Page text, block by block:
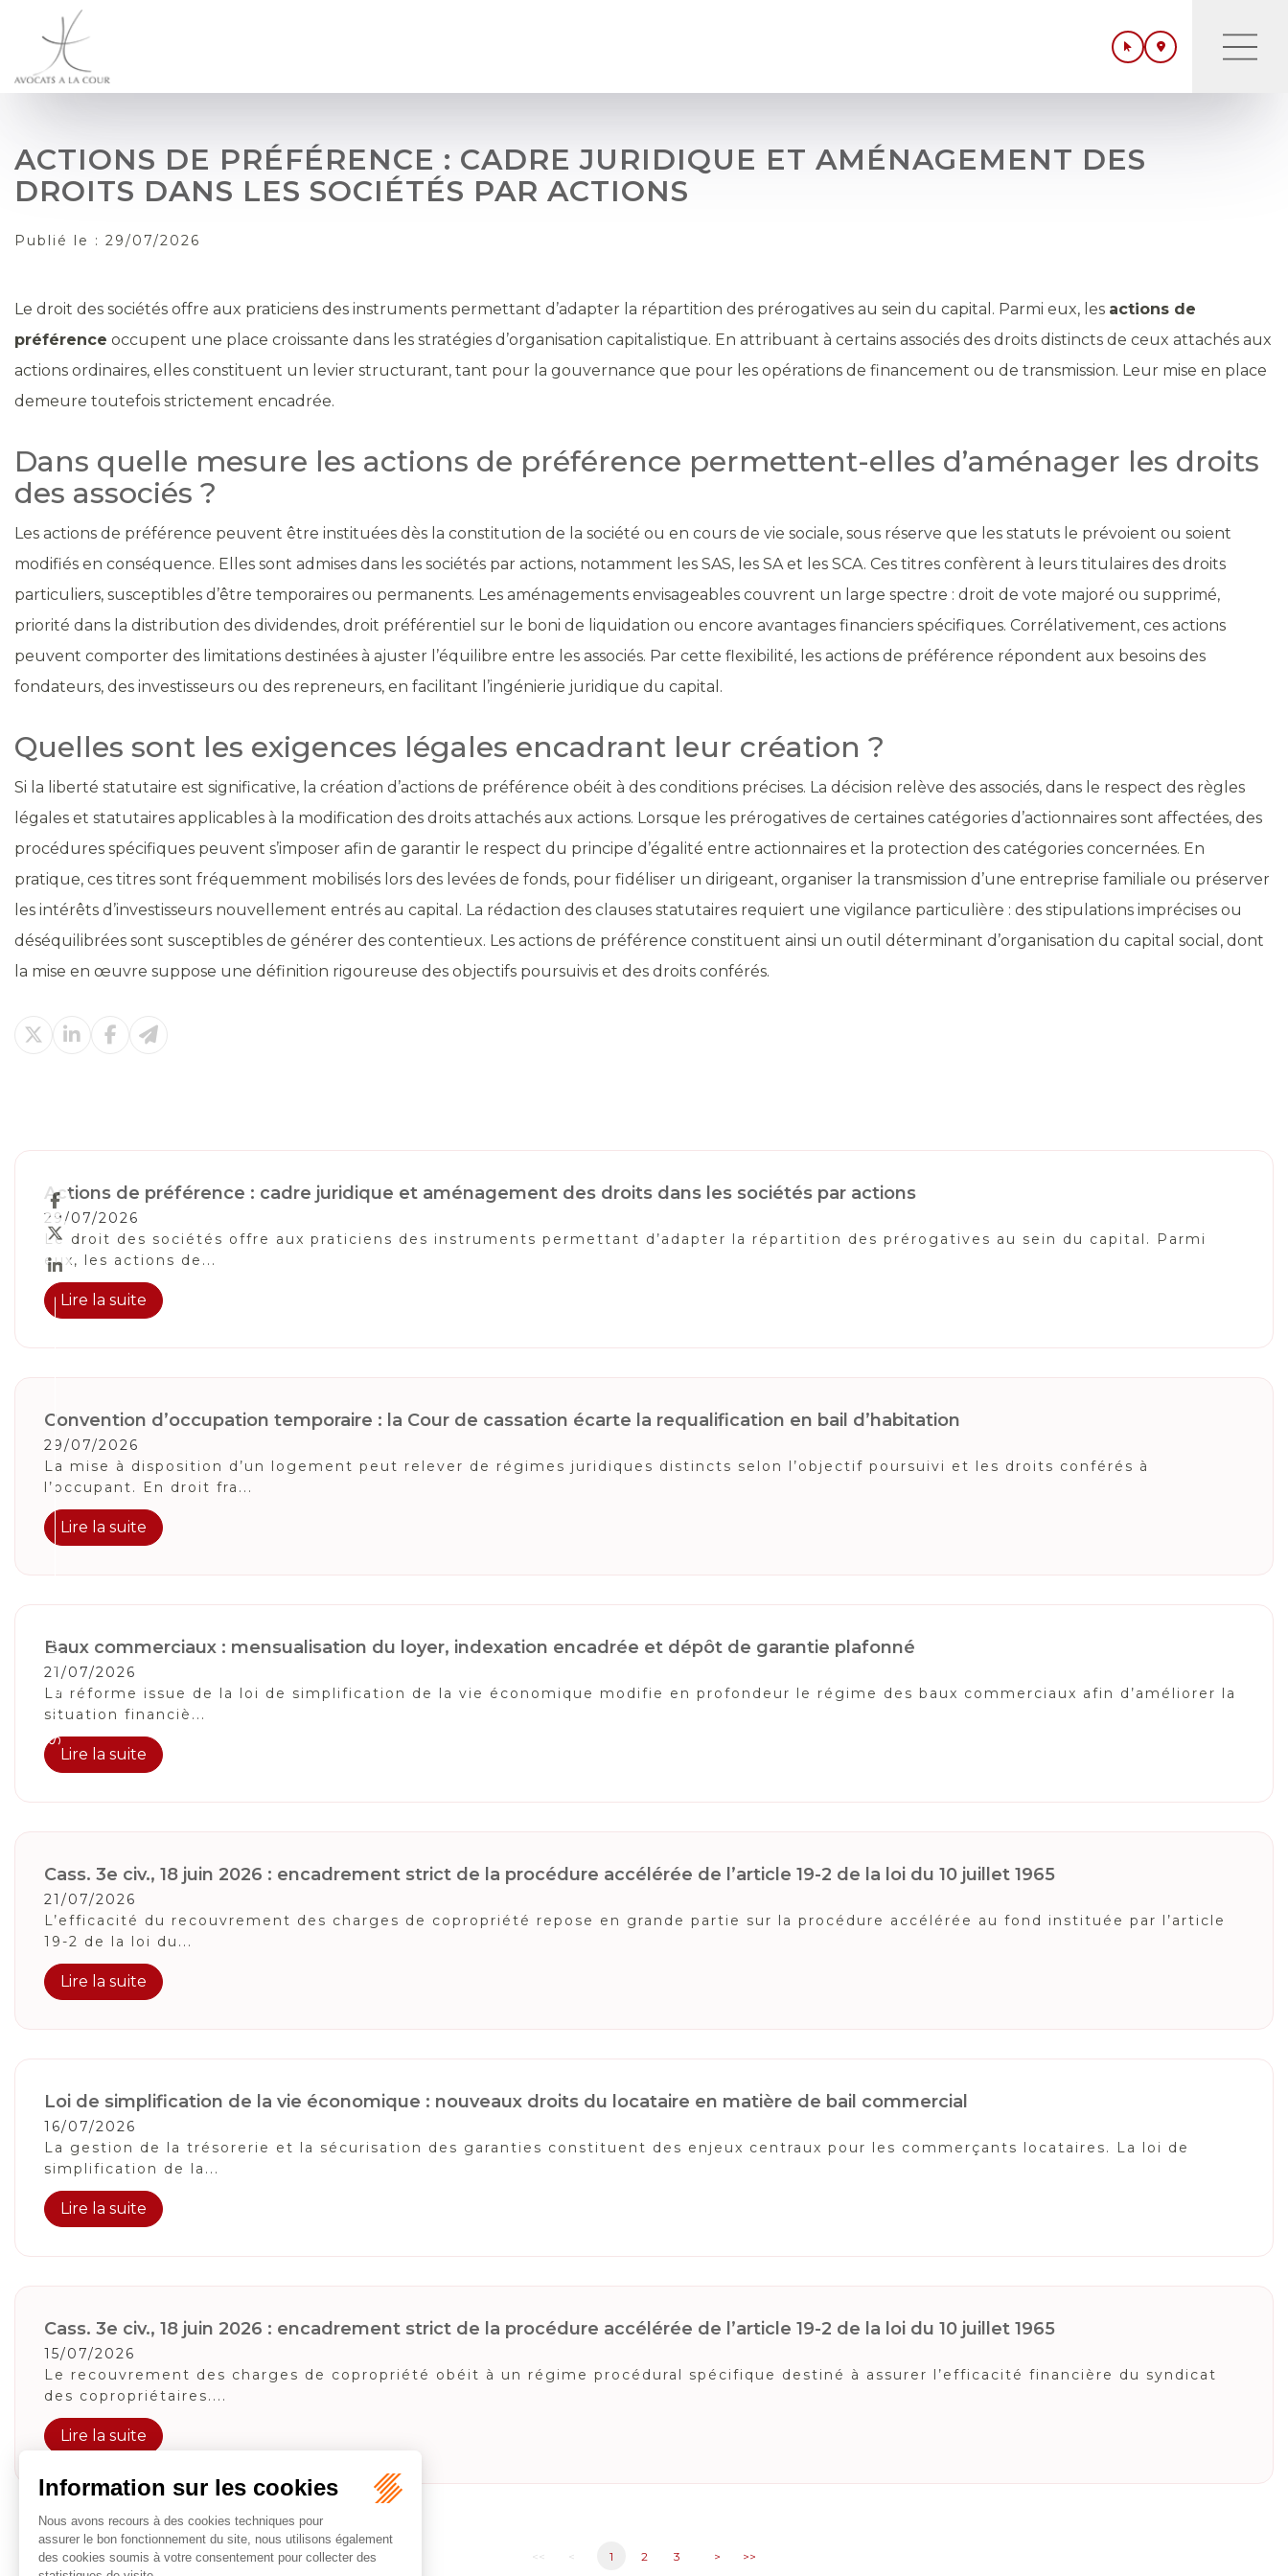
Suivez-Nous
ACTIONS DE PRÉFÉRENCE : CADRE JURIDIQUE ET AMÉNAGEMENT DES
DROITS DANS LES SOCIÉTÉS PAR ACTIONS
Publié le : 29/07/2026
Le droit des sociétés offre aux praticiens des instruments permettant d’adapter la répartition des prérogatives au sein du capital. Parmi eux, les actions de
préférence occupent une place croissante dans les stratégies d’organisation capitalistique. En attribuant à certains associés des droits distincts de ceux attachés aux
actions ordinaires, elles constituent un levier structurant, tant pour la gouvernance que pour les opérations de financement ou de transmission. Leur mise en place
demeure toutefois strictement encadrée.
Dans quelle mesure les actions de préférence permettent-elles d’aménager les droits
des associés ?
Les actions de préférence peuvent être instituées dès la constitution de la société ou en cours de vie sociale, sous réserve que les statuts le prévoient ou soient
modifiés en conséquence. Elles sont admises dans les sociétés par actions, notamment les SAS, les SA et les SCA. Ces titres confèrent à leurs titulaires des droits
particuliers, susceptibles d’être temporaires ou permanents. Les aménagements envisageables couvrent un large spectre : droit de vote majoré ou supprimé,
priorité dans la distribution des dividendes, droit préférentiel sur le boni de liquidation ou encore avantages financiers spécifiques. Corrélativement, ces actions
peuvent comporter des limitations destinées à ajuster l’équilibre entre les associés. Par cette flexibilité, les actions de préférence répondent aux besoins des
fondateurs, des investisseurs ou des repreneurs, en facilitant l’ingénierie juridique du capital.
Quelles sont les exigences légales encadrant leur création ?
Si la liberté statutaire est significative, la création d’actions de préférence obéit à des conditions précises. La décision relève des associés, dans le respect des règles
légales et statutaires applicables à la modification des droits attachés aux actions. Lorsque les prérogatives de certaines catégories d’actionnaires sont affectées, des
procédures spécifiques peuvent s’imposer afin de garantir le respect du principe d’égalité entre actionnaires et la protection des catégories concernées. En
pratique, ces titres sont fréquemment mobilisés lors des levées de fonds, pour fidéliser un dirigeant, organiser la transmission d’une entreprise familiale ou préserver
les intérêts d’investisseurs nouvellement entrés au capital. La rédaction des clauses statutaires requiert une vigilance particulière : des stipulations imprécises ou
déséquilibrées sont susceptibles de générer des contentieux. Les actions de préférence constituent ainsi un outil déterminant d’organisation du capital social, dont
la mise en œuvre suppose une définition rigoureuse des objectifs poursuivis et des droits conférés.
Actions de préférence : cadre juridique et aménagement des droits dans les sociétés par actions
29/07/2026
Le droit des sociétés offre aux praticiens des instruments permettant d’adapter la répartition des prérogatives au sein du capital. Parmi
eux, les actions de...
Lire la suite
Convention d’occupation temporaire : la Cour de cassation écarte la requalification en bail d’habitation
29/07/2026
La mise à disposition d’un logement peut relever de régimes juridiques distincts selon l’objectif poursuivi et les droits conférés à
l’occupant. En droit fra...
Lire la suite
Baux commerciaux : mensualisation du loyer, indexation encadrée et dépôt de garantie plafonné
21/07/2026
La réforme issue de la loi de simplification de la vie économique modifie en profondeur le régime des baux commerciaux afin d’améliorer la
situation financiè...
Lire la suite
Cass. 3e civ., 18 juin 2026 : encadrement strict de la procédure accélérée de l’article 19-2 de la loi du 10 juillet 1965
21/07/2026
L’efficacité du recouvrement des charges de copropriété repose en grande partie sur la procédure accélérée au fond instituée par l’article
19-2 de la loi du...
Lire la suite
Loi de simplification de la vie économique : nouveaux droits du locataire en matière de bail commercial
16/07/2026
La gestion de la trésorerie et la sécurisation des garanties constituent des enjeux centraux pour les commerçants locataires. La loi de
simplification de la...
Lire la suite
Cass. 3e civ., 18 juin 2026 : encadrement strict de la procédure accélérée de l’article 19-2 de la loi du 10 juillet 1965
15/07/2026
Le recouvrement des charges de copropriété obéit à un régime procédural spécifique destiné à assurer l’efficacité financière du syndicat
des copropriétaires....
Lire la suite
1 2 3 > >>